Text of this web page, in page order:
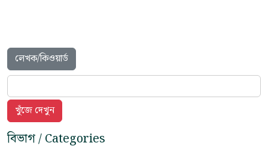
লেখক/কিওয়ার্ড
বিভাগ / Categories